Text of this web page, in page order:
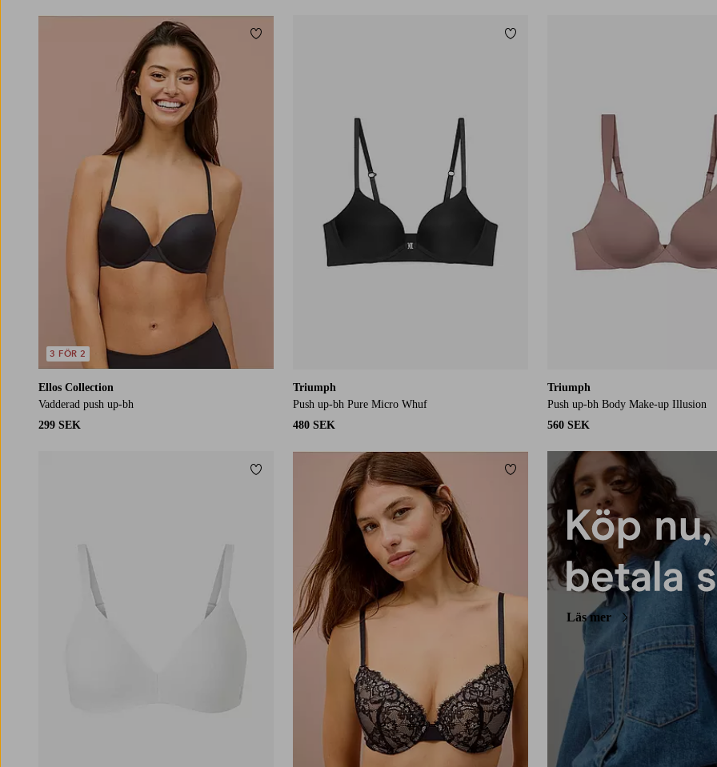
Ellos Collection
Vadderad push up-bh
299 SEK
3 FÖR 2
Lägg till i favoriter
Triumph
Push up-bh Pure Micro Whuf
480 SEK
Lägg till i favoriter
Triumph
Push up-bh Body Make-up Illusion
560 SEK
Lägg till i favoriter Lägg till i favoriter
Läs mer